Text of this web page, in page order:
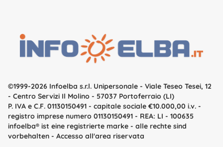
©1999-2026 Infoelba s.r.l. Unipersonale - Viale Teseo Tesei, 12
- Centro Servizi Il Molino - 57037 Portoferraio (LI)
P. IVA e C.F. 01130150491 - capitale sociale €10.000,00 i.v. -
registro imprese numero 01130150491 - REA: LI - 100635
infoelba® ist eine registrierte marke - alle rechte sind
vorbehalten - Accesso all'area riservata